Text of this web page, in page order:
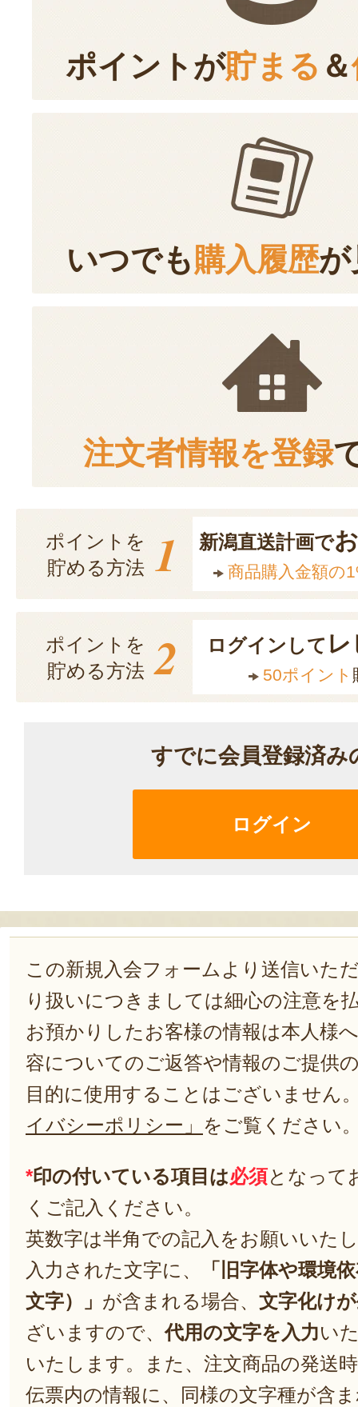
ポイントが貯まる ＆
いつでも購入履歴が
注文者情報を登録
ポイントを
貯める方法 1 新潟直送計画で
商品購入金額の
ポイントを
貯める方法 2 ログインして
50ポイント
すでに会員登録済み
ログイン
この新規入会フォームより送信いた
り扱いにつきましては細心の注意を
お預かりしたお客様の情報は本人様
容についてのご返答や情報のご提供
目的に使用することはございません
イバシーポリシー」 をご覧ください
*印の付いている項目は必須となって
くご記入ください。
英数字は半角での記入をお願いいた
入力された文字に、
「旧字体や環境
文字）」 が含まれる場合、 文字化け
ざいますので、代用の文字を入力い
いたします。また、注文商品の発送
伝票内の情報に、同様の文字種が含